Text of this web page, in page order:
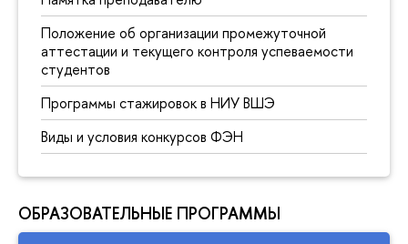
Положение об организации промежуточной
аттестации и текущего контроля успеваемости
студентов
Программы стажировок в НИУ ВШЭ
Виды и условия конкурсов ФЭН
ОБРАЗОВАТЕЛЬНЫЕ ПРОГРАММЫ